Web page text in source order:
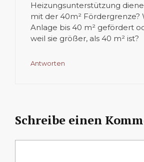
Heizungsunterstützung
mit der 40m² Fördergrenze?
Anlage bis 40 m² gefördert
weil sie größer, als 40 m² ist?
Antworten
Schreibe einen